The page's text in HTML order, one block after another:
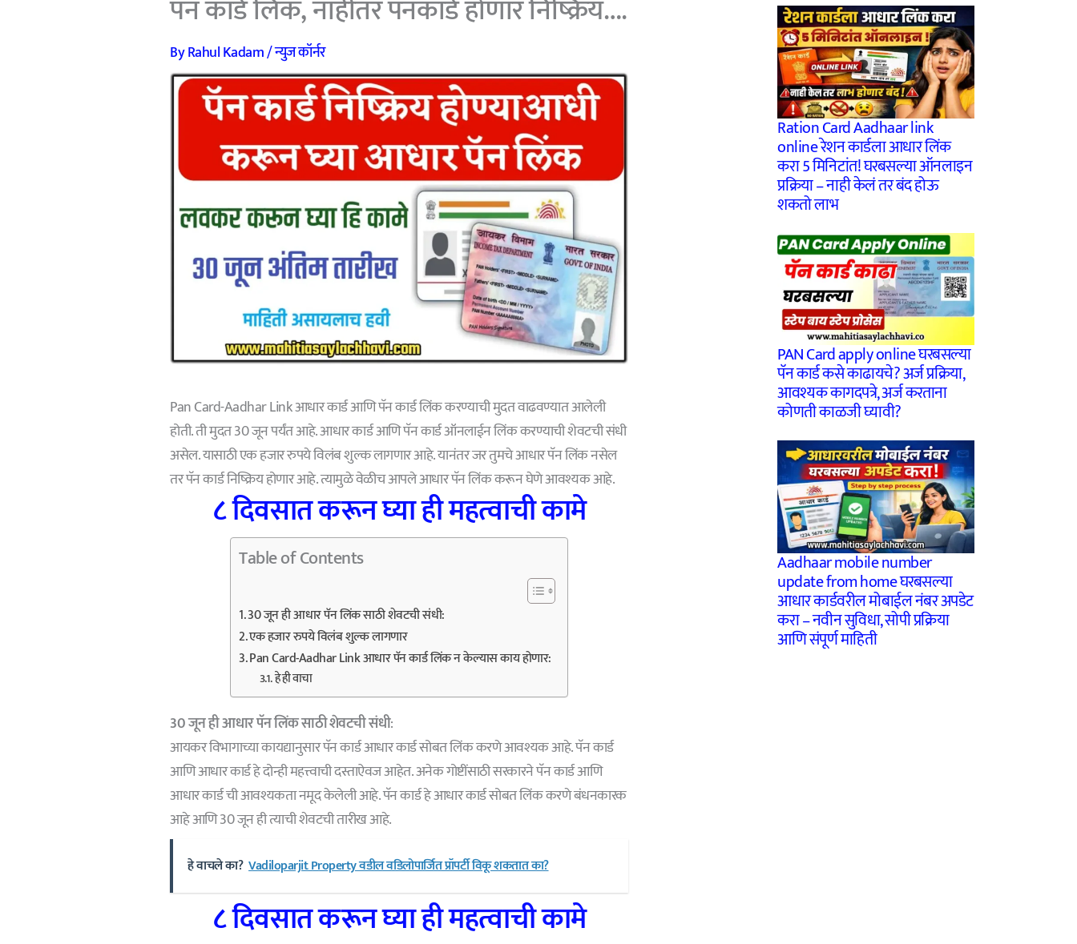
पॅन कार्ड लिंक, नाहीतर पॅनकार्ड होणार निष्क्रिय….
ByRahul Kadam/न्युज कॉर्नर
Pan Card-Aadhar Link आधार कार्ड आणि पॅन कार्ड लिंक करण्याची मुदत वाढवण्यात आलेली
होती. ती मुदत 30 जून पर्यंत आहे. आधार कार्ड आणि पॅन कार्ड ऑनलाईन लिंक करण्याची शेवटची संधी
असेल. यासाठी एक हजार रुपये विलंब शुल्क लागणार आहे. यानंतर जर तुमचे आधार पॅन लिंक नसेल
तर पॅन कार्ड निष्क्रिय होणार आहे. त्यामुळे वेळीच आपले आधार पॅन लिंक करून घेणे आवश्यक आहे.
८ दिवसात करून घ्या ही महत्वाची कामे
Table of Contents
30 जून ही आधार पॅन लिंक साठी शेवटची संधी:
एक हजार रुपये विलंब शुल्क लागणार
Pan Card-Aadhar Link आधार पॅन कार्ड लिंक न केल्यास काय होणार:
हे ही वाचा
30 जून ही आधार पॅन लिंक साठी शेवटची संधी:
आयकर विभागाच्या कायद्यानुसार पॅन कार्ड आधार कार्ड सोबत लिंक करणे आवश्यक आहे. पॅन कार्ड
आणि आधार कार्ड हे दोन्ही महत्त्वाची दस्ताऐवज आहेत. अनेक गोष्टींसाठी सरकारने पॅन कार्ड आणि
आधार कार्ड ची आवश्यकता नमूद केलेली आहे. पॅन कार्ड हे आधार कार्ड सोबत लिंक करणे बंधनकारक
आहे आणि 30 जून ही त्याची शेवटची तारीख आहे.
हे वाचले का? Vadiloparjit Property वडील वडिलोपार्जित प्रॉपर्टी विकू शकतात का?
८ दिवसात करून घ्या ही महत्वाची कामे
Ration Card Aadhaar link
online रेशन कार्डला आधार लिंक
करा 5 मिनिटांत! घरबसल्या ऑनलाइन
प्रक्रिया – नाही केलं तर बंद होऊ
शकतो लाभ
PAN Card apply online घरबसल्या
पॅन कार्ड कसे काढायचे? अर्ज प्रक्रिया,
आवश्यक कागदपत्रे, अर्ज करताना
कोणती काळजी घ्यावी?
Aadhaar mobile number
update from home घरबसल्या
आधार कार्डवरील मोबाईल नंबर अपडेट
करा – नवीन सुविधा, सोपी प्रक्रिया
आणि संपूर्ण माहिती